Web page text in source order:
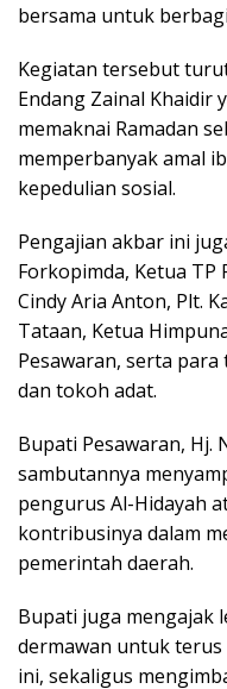
bersama untuk
Kegiatan tersebut
Endang Zainal Khaidir
memaknai Ramadan
memperbanyak amal
kepedulian sosial.
Pengajian akbar ini
Forkopimda, Ketua TP
Cindy Aria Anton, Plt.
Tataan, Ketua
Pesawaran, serta
dan tokoh adat.
Bupati Pesawaran, Hj.
sambutannya
pengurus Al-Hidayah
kontribusinya dalam
pemerintah daerah.
Bupati juga mengajak
dermawan untuk
ini, sekaligus